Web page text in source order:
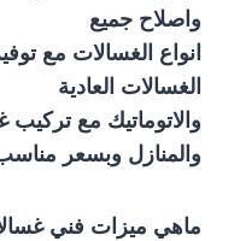
واصلاح جميع
انواع الغسالات مع
الغسالات العادية
والاتوماتيك مع
والمنازل وبسعر
ماهي ميزات فني